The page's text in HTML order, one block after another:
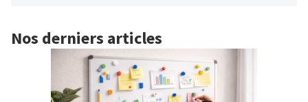
Nos derniers articles